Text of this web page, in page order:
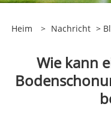
Heim > Nachricht >
Wie kann